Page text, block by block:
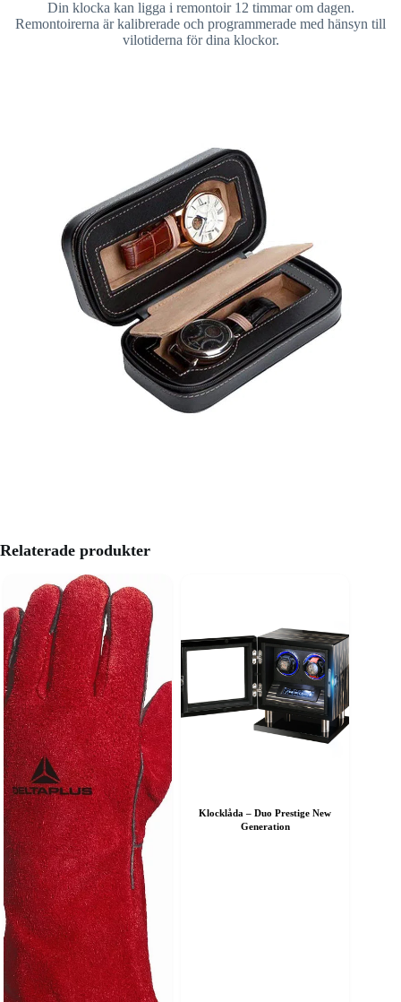
Din klocka kan ligga i remontoir 12 timmar om dagen.
Remontoirerna är kalibrerade och programmerade med hänsyn till
vilotiderna för dina klockor.
Relaterade produkter
Klocklåda – Duo Prestige New
Generation